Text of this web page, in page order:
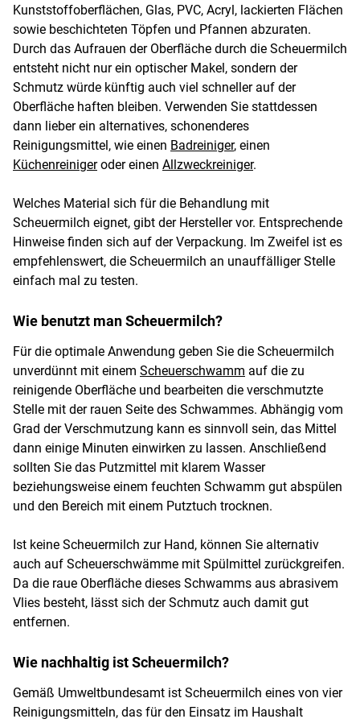
Kunststoffoberflächen, Glas, PVC, Acryl, lackierten Flächen
sowie beschichteten Töpfen und Pfannen abzuraten.
Durch das Aufrauen der Oberfläche durch die Scheuermilch
entsteht nicht nur ein optischer Makel, sondern der
Schmutz würde künftig auch viel schneller auf der
Oberfläche haften bleiben. Verwenden Sie stattdessen
dann lieber ein alternatives, schonenderes
Reinigungsmittel, wie einen Badreiniger, einen
Küchenreinigeroder einen Allzweckreiniger.
Welches Material sich für die Behandlung mit
Scheuermilch eignet, gibt der Hersteller vor. Entsprechende
Hinweise finden sich auf der Verpackung. Im Zweifel ist es
empfehlenswert, die Scheuermilch an unauffälliger Stelle
einfach mal zu testen.
Wie benutzt man Scheuermilch?
Für die optimale Anwendung geben Sie die Scheuermilch
unverdünnt mit einem Scheuerschwamm auf die zu
reinigende Oberfläche und bearbeiten die verschmutzte
Stelle mit der rauen Seite des Schwammes. Abhängig vom
Grad der Verschmutzung kann es sinnvoll sein, das Mittel
dann einige Minuten einwirken zu lassen. Anschließend
sollten Sie das Putzmittel mit klarem Wasser
beziehungsweise einem feuchten Schwamm gut abspülen
und den Bereich mit einem Putztuch trocknen.
Ist keine Scheuermilch zur Hand, können Sie alternativ
auch auf Scheuerschwämme mit Spülmittel zurückgreifen.
Da die raue Oberfläche dieses Schwamms aus abrasivem
Vlies besteht, lässt sich der Schmutz auch damit gut
entfernen.
Wie nachhaltig ist Scheuermilch?
Gemäß Umweltbundesamt ist Scheuermilch eines von vier
Reinigungsmitteln, das für den Einsatz im Haushalt